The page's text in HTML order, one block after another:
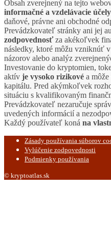
Obsah zverejnený na tejto
informačné a vzdelávacie účely
daňové, právne ani obchodné
Prevádzkovateľ stránky ani jej
zodpovednosťza akékoľvek
následky, ktoré môžu vzniknúť
názorov alebo analýz
Investovanie do kryptomien,
aktív je vysoko rizikové a
kapitálu. Pred akýmkoľvek
situáciu s kvalifikovaným
Prevádzkovateľ nezaručuje
uvedených informácií a
Každý používateľ koná na
Zásady používania súborov
Vylúčenie zodpovednosti
Podmienky používania
© kryptoatlas.sk